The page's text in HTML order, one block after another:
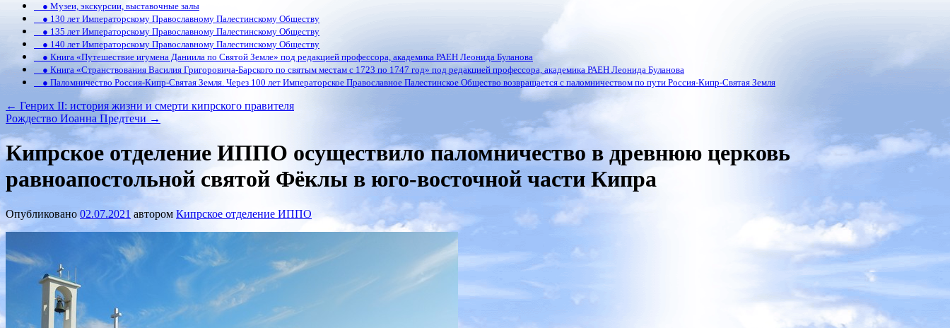
● Музеи, экскурсии, выставочные залы
● 130 лет Императорскому Православному Палестинскому Обществу
● 135 лет Императорскому Православному Палестинскому Обществу
● 140 лет Императорскому Православному Палестинскому Обществу
● Книга «Путешествие игумена Даниила по Святой Земле» под редакцией профессора, академика РАЕН Леонида Буланова
● Книга «Странствования Василия Григоровича-Барского по святым местам с 1723 по 1747 год» под редакцией профессора, академика РАЕН Леонида Буланова
● Паломничество Россия-Кипр-Святая Земля. Через 100 лет Императорское Православное Палестинское Общество возвращается с паломничеством по пути Россия-Кипр-Святая Земля
← Генрих II: история жизни и смерти кипрского правителя
Рождество Иоанна Предтечи →
Кипрское отделение ИППО осуществило паломничество в древнюю церковь
равноапостольной святой Фёклы в юго-восточной части Кипра
Опубликовано 02.07.2021 автором Кипрское отделение ИППО